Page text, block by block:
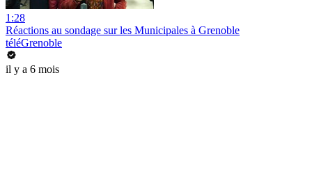
1:28
Réactions au sondage sur les Municipales à Grenoble
téléGrenoble
il y a 6 mois